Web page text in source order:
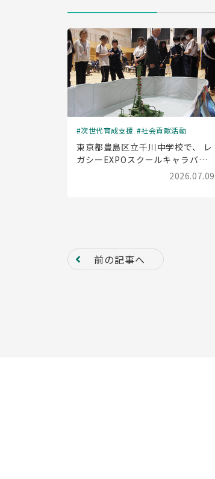
次世代育成支援 社会貢献活動
東京都豊島区立千川中学校で、 レ
ガシーEXPOスクールキャラバン
(出前授業)を実施しました2026.07.09
前の記事へ